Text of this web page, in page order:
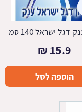
דגל ישראל 140 סמ
15.9
₪
הוספה לסל